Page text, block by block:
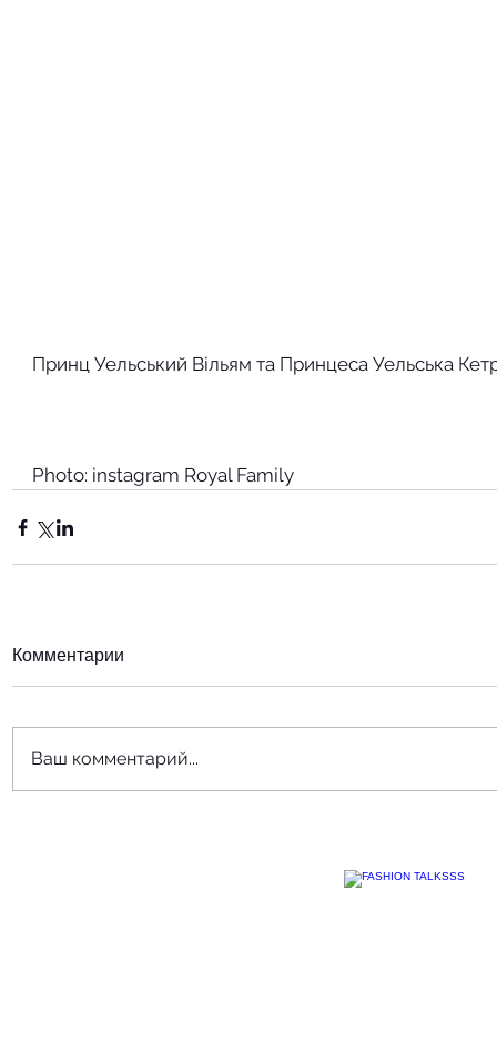
Принц Уельський Вільям та Принцеса Уельська
Photo: instagram Royal Family
Комментарии
Ваш комментарий...